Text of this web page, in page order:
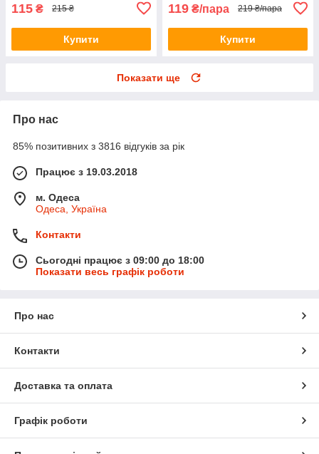
115 ₴ 215 ₴
Купити
119 ₴/пара 219 ₴/пара
Купити
Показати ще
Про нас
85% позитивних з 3816 відгуків за рік
Працює з 19.03.2018
м. Одеса
Одеса, Україна
Контакти
Сьогодні працює з 09:00 до 18:00
Показати весь графік роботи
Про нас
Контакти
Доставка та оплата
Графік роботи